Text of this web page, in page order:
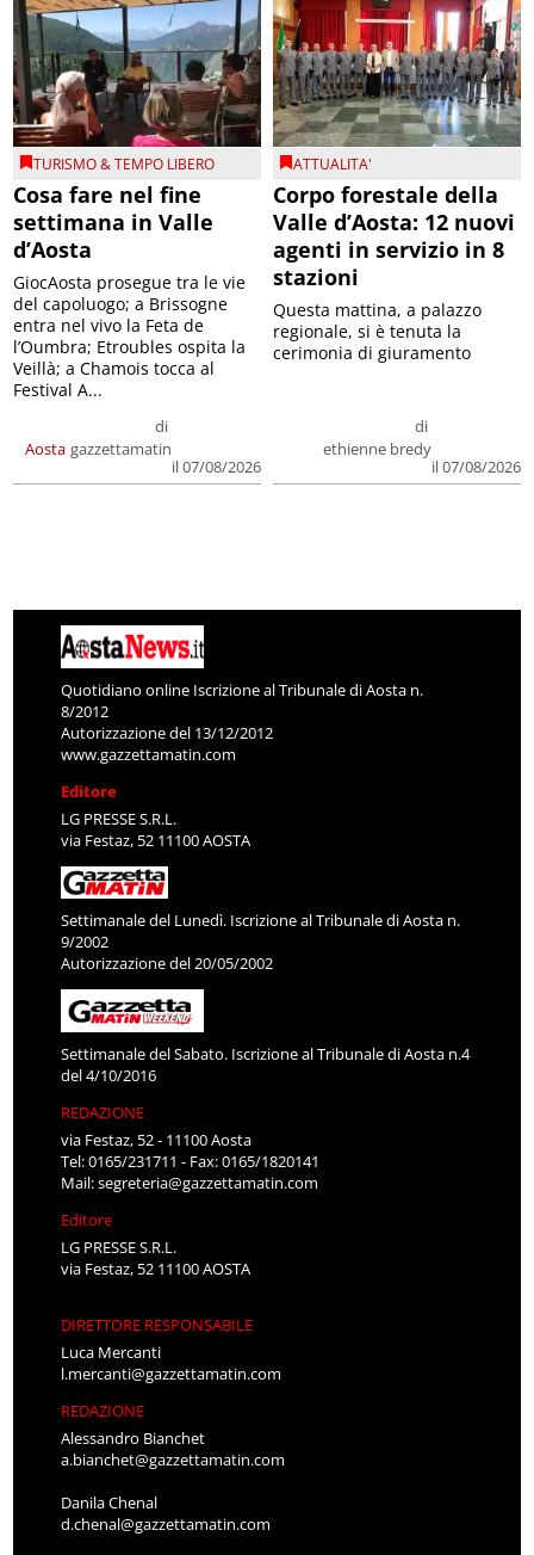
TURISMO & TEMPO LIBERO
Cosa fare nel fine
settimana in Valle
d’Aosta
Aosta
di
gazzettamatin
il 07/08/2026
GiocAosta prosegue tra le vie
del capoluogo; a Brissogne
entra nel vivo la Feta de
l’Oumbra; Etroubles ospita la
Veillà; a Chamois tocca al
Festival A...
ATTUALITA'
Corpo forestale della
Valle d’Aosta: 12 nuovi
agenti in servizio in 8
stazioni
di
ethienne bredy
il 07/08/2026
Questa mattina, a palazzo
regionale, si è tenuta la
cerimonia di giuramento
Quotidiano online Iscrizione al Tribunale di Aosta n.
8/2012
Autorizzazione del 13/12/2012
www.gazzettamatin.com
Editore
LG PRESSE S.R.L.
via Festaz, 52 11100 AOSTA
Settimanale del Lunedì. Iscrizione al Tribunale di Aosta n.
9/2002
Autorizzazione del 20/05/2002
Settimanale del Sabato. Iscrizione al Tribunale di Aosta n.4
del 4/10/2016
REDAZIONE
via Festaz, 52 - 11100 Aosta
Tel: 0165/231711 - Fax: 0165/1820141
Mail:segreteria@gazzettamatin.com
Editore
LG PRESSE S.R.L.
via Festaz, 52 11100 AOSTA
DIRETTORE RESPONSABILE
Luca Mercanti
l.mercanti@gazzettamatin.com
REDAZIONE
Alessandro Bianchet
a.bianchet@gazzettamatin.com
Danila Chenal
d.chenal@gazzettamatin.com